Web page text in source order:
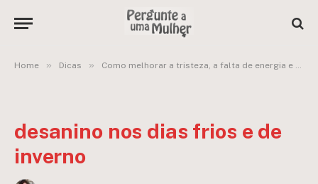
Home » Dicas » Como melhorar a tristeza, a falta de energia e o ânimo nos dias frios e de inverno?
desanino nos dias frios e de
inverno